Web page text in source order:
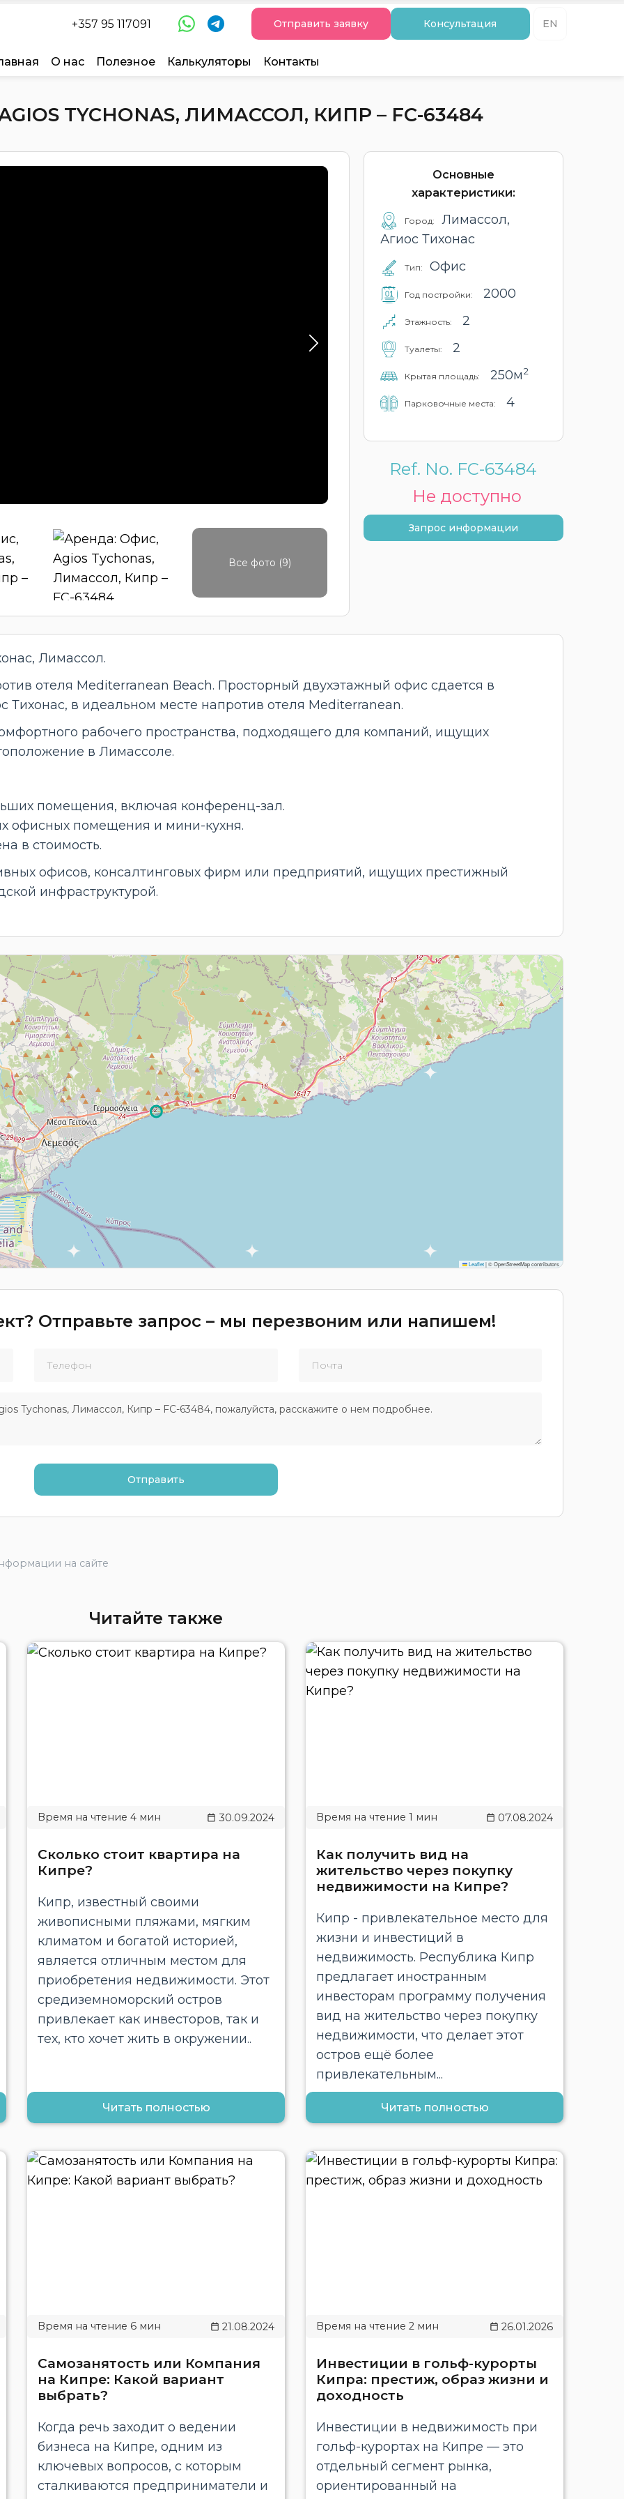
+357 95 117091 Отправить заявку Консультация EN
О нас Полезное Калькуляторы Контакты
TYCHONAS, ЛИМАССОЛ, КИПР – FC-63484
Все фото (9)
Основные
характеристики:
Город:
Лимассол,
Агиос Тихонас
Тип: Офис
Год постройки: 2000
Этажность: 2
Туалеты: 2
Крытая площадь: 250м2
Парковочные места: 4
Ref. No. FC-63484
Не доступно
Запрос информации
Лимассол.
отеля Mediterranean Beach. Просторный двухэтажный офис сдается в
в идеальном месте напротив отеля Mediterranean.
рабочего пространства, подходящего для компаний, ищущих
в Лимассоле.
помещения, включая конференц-зал.
офисных помещения и мини-кухня.
в стоимость.
офисов, консалтинговых фирм или предприятий, ищущих престижный
инфраструктурой.
Leaflet|© OpenStreetMap contributors
Отправьте запрос – мы перезвоним или напишем!
на сайте
Читайте также
30.09.2024
Сколько стоит квартира на
Кипре?
Кипр, известный своими
живописными пляжами, мягким
климатом и богатой историей,
является отличным местом для
приобретения недвижимости. Этот
средиземноморский остров
привлекает как инвесторов, так и
тех, кто хочет жить в окружении..
Читать полностью
07.08.2024
Как получить вид на
жительство через покупку
недвижимости на Кипре?
Кипр - привлекательное место для
жизни и инвестиций в
недвижимость. Республика Кипр
предлагает иностранным
инвесторам программу получения
вид на жительство через покупку
недвижимости, что делает этот
остров ещё более
привлекательным...
Читать полностью
21.08.2024
Самозанятость или Компания
на Кипре: Какой вариант
выбрать?
Когда речь заходит о ведении
бизнеса на Кипре, одним из
ключевых вопросов, с которым
сталкиваются предприниматели и
26.01.2026
Инвестиции в гольф-курорты
Кипра: престиж, образ жизни и
доходность
Инвестиции в недвижимость при
гольф-курортах на Кипре — это
отдельный сегмент рынка,
ориентированный на